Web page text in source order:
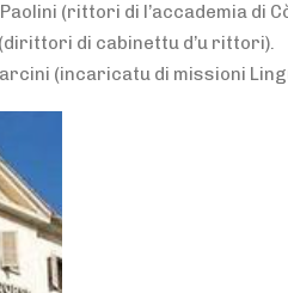
(rittori di l’accademia di
di cabinettu d’u rittori).
(incaricatu di missioni